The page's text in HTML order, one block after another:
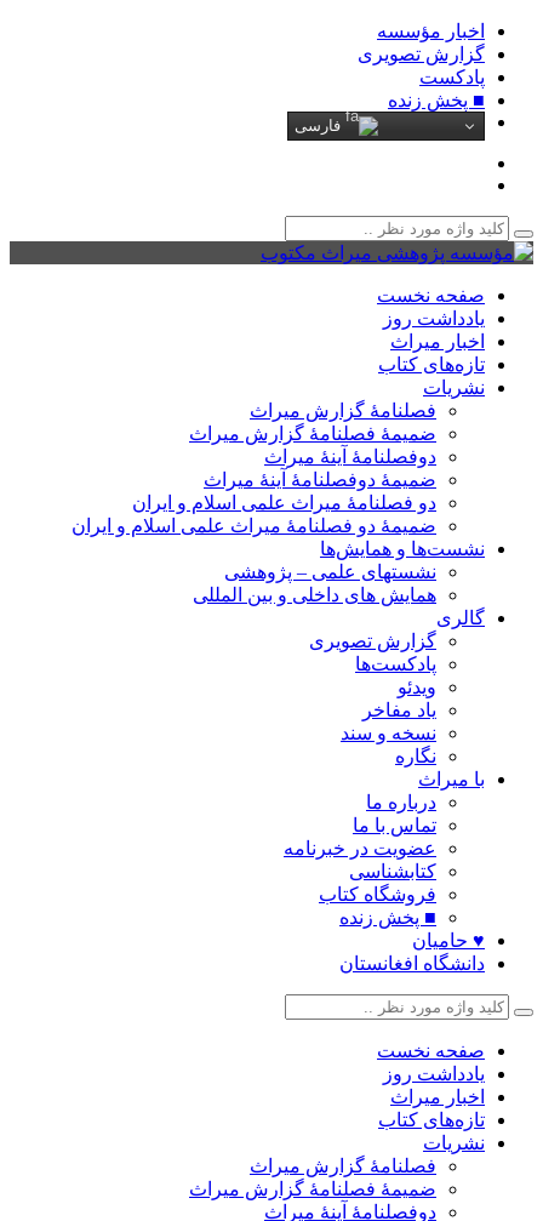
اخبار مؤسسه
گزارش تصویری
پادکست‌
■ پخش زنده
فارسی
صفحه نخست
یادداشت روز
اخبار میراث
تازه‌های کتاب
نشریات
فصلنامۀ گزارش میراث
ضمیمۀ فصلنامۀ گزارش میراث
دوفصلنامۀ آینۀ میراث
ضمیمۀ دوفصلنامۀ آینۀ میراث
دو فصلنامۀ میراث علمی اسلام و ایران
ضمیمۀ دو فصلنامۀ میراث علمی اسلام و ایران
نشست‌ها و همایش‌ها
نشستهای علمی – پژوهشی
همایش های داخلی و بین المللی
گالری
گزارش تصویری
پادکست‌ها
ویدئو
یاد مفاخر
نسخه و سند
نگاره
با میراث
درباره ما
تماس با ما
عضویت در خبرنامه
کتابشناسی
فروشگاه کتاب
■ پخش زنده
♥ حامیان
دانشگاه افغانستان
صفحه نخست
یادداشت روز
اخبار میراث
تازه‌های کتاب
نشریات
فصلنامۀ گزارش میراث
ضمیمۀ فصلنامۀ گزارش میراث
دوفصلنامۀ آینۀ میراث